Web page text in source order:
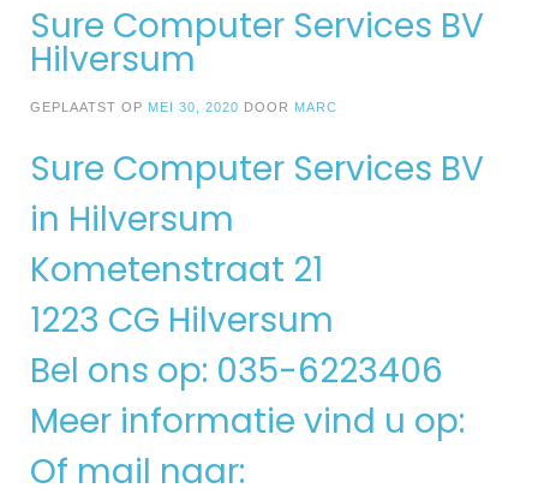
Sure Computer Services BV
Hilversum
GEPLAATST OP MEI 30, 2020 DOOR MARC
Sure Computer Services BV
in Hilversum
Kometenstraat 21
1223 CG Hilversum
Bel ons op: 035-6223406
Meer informatie vind u op:
Of mail naar: